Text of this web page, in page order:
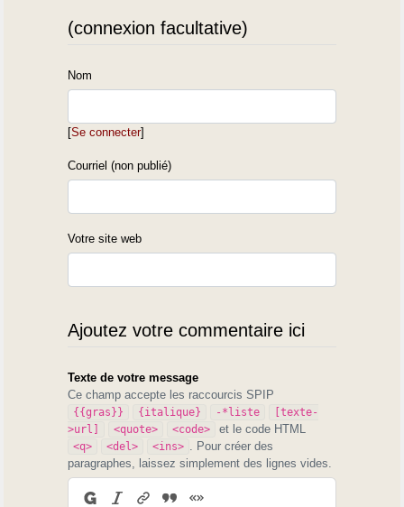
(connexion facultative)
Nom
[Se connecter]
Courriel (non publié)
Votre site web
Ajoutez votre commentaire ici
Texte de votre message
Ce champ accepte les raccourcis SPIP
{{gras}} {italique} -*liste
[texte-
>url]
<quote> <code> et le code HTML
<q> <del> <ins>
. Pour créer des
paragraphes, laissez simplement des lignes vides.